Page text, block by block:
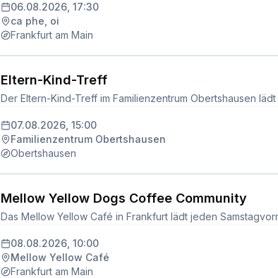
06.08.2026, 17:30
ca phe, oi
Frankfurt am Main
Eltern-Kind-Treff
07.08.2026, 15:00
Familienzentrum Obertshausen
Obertshausen
Mellow Yellow Dogs Coffee Community
08.08.2026, 10:00
Mellow Yellow Café
Frankfurt am Main